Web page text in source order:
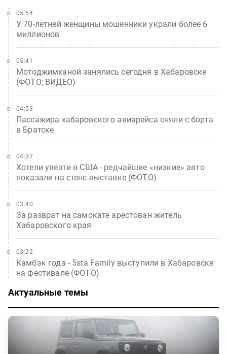
У 70-летней женщины мошенники украли более 6
миллионов
05:54
Мотоджимханой занялись сегодня в Хабаровске
(ФОТО; ВИДЕО)
05:41
Пассажира хабаровского авиарейса сняли с борта
в Братске
04:53
Хотели увезти в США - редчайшие «низкие» авто
показали на стенс-выставке (ФОТО)
04:37
За разврат на самокате арестован житель
Хабаровского края
03:40
Камбэк года - 5sta Family выступили в Хабаровске
на фестивале (ФОТО)
03:22
Актуальные темы